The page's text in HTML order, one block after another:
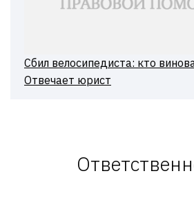
Сбил велосипедиста: кто
Отвечает юрист